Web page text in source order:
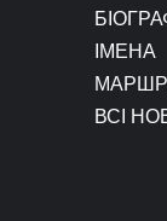
ІМЕНА
ВСІ